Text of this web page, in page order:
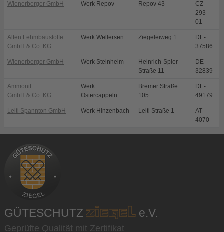
Wienerberger GmbH Werk Repov Repov 43
CZ-
293
01
Alten Lehmbaustoffe
GmbH & Co. KG
Werk Wellersen Ziegeleiweg 1
DE-
37586
Wienerberger GmbH Werk Steinheim
Heinrich-Spier-
Straße 11
DE-
32839
Ammonit
GmbH & Co. KG
Werk
Ostercappeln
Bremer Straße
105
DE-
49179
Leitl Spannton GmbH Werk Hinzenbach Leitl Straße 1
AT-
4070
GÜTESCHUTZ e.V.
Geprüfte Qualität mit Zertifikat